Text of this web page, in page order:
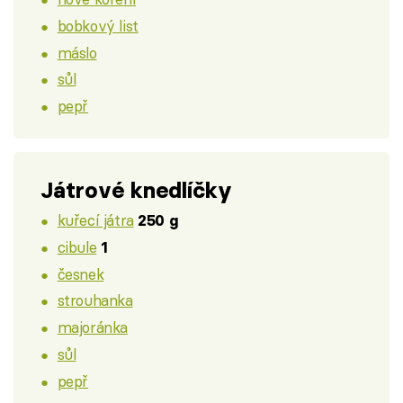
bobkový list
máslo
sůl
pepř
Játrové knedlíčky
kuřecí játra 250 g
cibule 1
česnek
strouhanka
majoránka
sůl
pepř